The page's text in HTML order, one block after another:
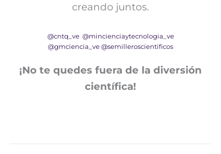
creando juntos.
@cntq_ve @mincienciaytecnologia_ve
@gmciencia_ve @semilleroscientificos
¡No te quedes fuera de la diversión
científica!